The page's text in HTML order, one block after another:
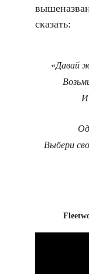
сказать:
«Давай
И
Выбери